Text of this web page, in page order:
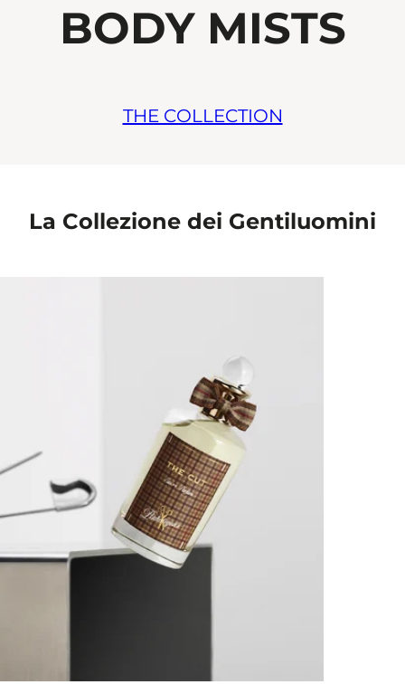
BODY MISTS
THE COLLECTION
La Collezione dei Gentiluomini